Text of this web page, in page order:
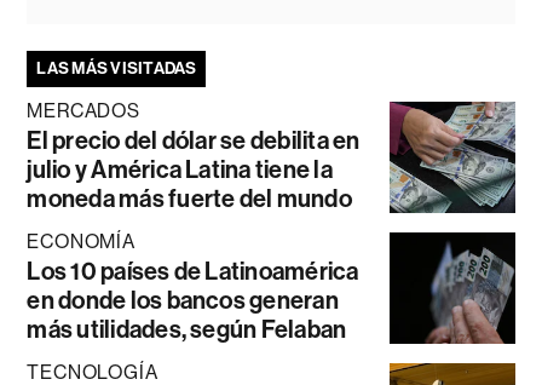
LAS MÁS VISITADAS
MERCADOS
El precio del dólar se debilita en
julio y América Latina tiene la
moneda más fuerte del mundo
ECONOMÍA
Los 10 países de Latinoamérica
en donde los bancos generan
más utilidades, según Felaban
TECNOLOGÍA